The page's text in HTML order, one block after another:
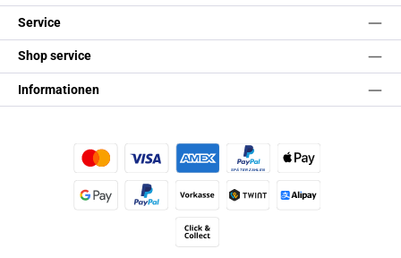
Service
Shop service
Informationen
Kredit- oder Debitkarte Später BezahlenApple Pay
Vorkasse